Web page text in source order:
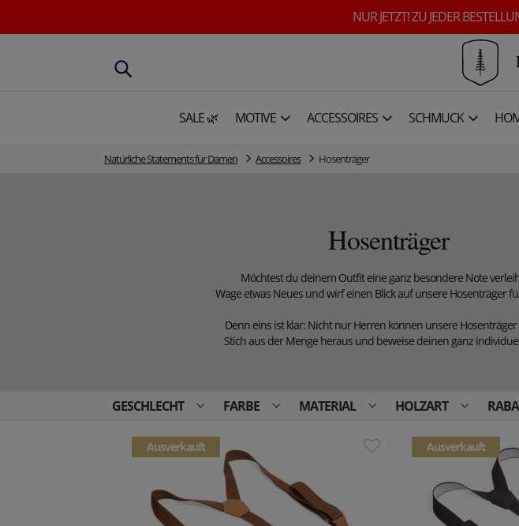
NUR JETZT! ZU JEDER
SALE 🌿 MOTIVE ACCESSOIRES SCHMUCK
Natürliche Statements für Damen Accessoires Hosenträger
Hosenträger
Möchtest du deinem Outfit eine ganz besondere Note
Wage etwas Neues und wirf einen Blick auf unsere Hosenträger
Denn eins ist klar: Nicht nur Herren können unsere
Stich aus der Menge heraus und beweise deinen ganz
GESCHLECHT FARBE MATERIAL HOLZART
Ausverkauft Ausverkauft